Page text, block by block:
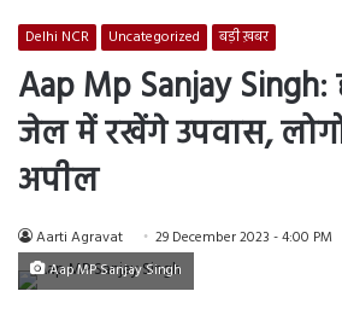
Delhi NCR Uncategorized बड़ी ख़बर
Aap Mp Sanjay Singh:
जेल में रखेंगे उपवास,
अपील
Aarti Agravat 29 December 2023 - 4:00 PM
Aap MP Sanjay Singh